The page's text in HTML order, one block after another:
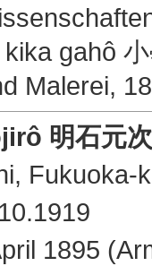
gahô
Malerei,
明石元
Fukuoka-
1895